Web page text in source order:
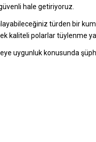
hale getiriyoruz.
türden bir
kaliteli polarlar tüylenme
uygunluk konusunda